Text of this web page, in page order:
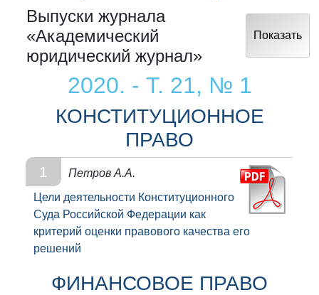
Выпуски журнала
«Академический
юридический журнал»
Показать
2020. - Т. 21, № 1
КОНСТИТУЦИОННОЕ
ПРАВО
1
Петров А.А.
Цели деятельности Конституционного
Суда Российской Федерации как
критерий оценки правового качества его
решений
ФИНАНСОВОЕ ПРАВО